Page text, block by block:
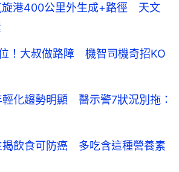
旋港400公里外生成+路徑 天文
！大叔做路障 機智司機奇招KO
化趨勢明顯 醫示警7狀況別拖：
揭飲食可防癌 多吃含這種營養素